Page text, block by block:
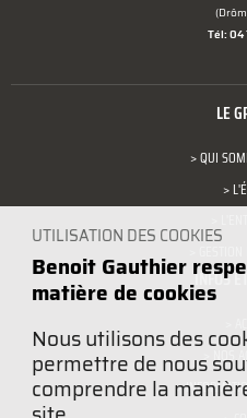
Tél: 04
LE
> QUI
>
INFOS
> NOS
>
UTILISATION DES COOKIES
Benoit Gauthier
matière de cookies
Nous utilisons des
permettre de nous
comprendre la